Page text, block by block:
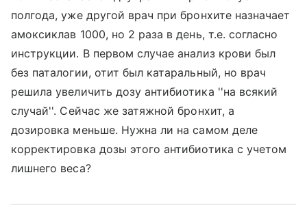
полгода, уже другой врач при бронхите назначает
амоксиклав 1000, но 2 раза в день, т.е. согласно
инструкции. В первом случае анализ крови был
без паталогии, отит был катаральный, но врач
решила увеличить дозу антибиотика ''на всякий
случай''. Сейчас же затяжной бронхит, а
дозировка меньше. Нужна ли на самом деле
корректировка дозы этого антибиотика с учетом
лишнего веса?